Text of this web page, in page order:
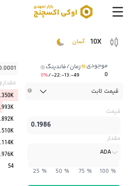
10X آسان
موجودی
0
زمان/فاندینگ
0%/-22:-13:-49
قیمت ثابت
قیمت
مقدار
ADA
25 % 50 % 75 % 100 %
مقدار
54